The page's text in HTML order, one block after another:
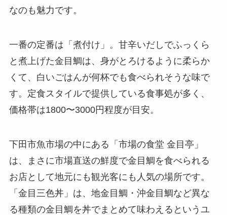
なのも魅力です。
一番の定番は「煮付け」。甘辛いだしでふっくら
と煮上げた金目鯛は、身がとろけるように柔らか
くて、白いごはんが何杯でも食べられそうな味で
す。定食スタイルで提供している食事処が多く、
価格帯は1800〜3000円程度が目安。
下田市魚市場の中にある「市場の食堂 金目亭」
は、まさに市場直送の鮮度で金目鯛を食べられる
お店として地元にも観光客にも人気の場所です。
「金目三色丼」は、地金目鯛・沖金目鯛など異な
る種類の金目鯛を丼でまとめて味わえるというユ